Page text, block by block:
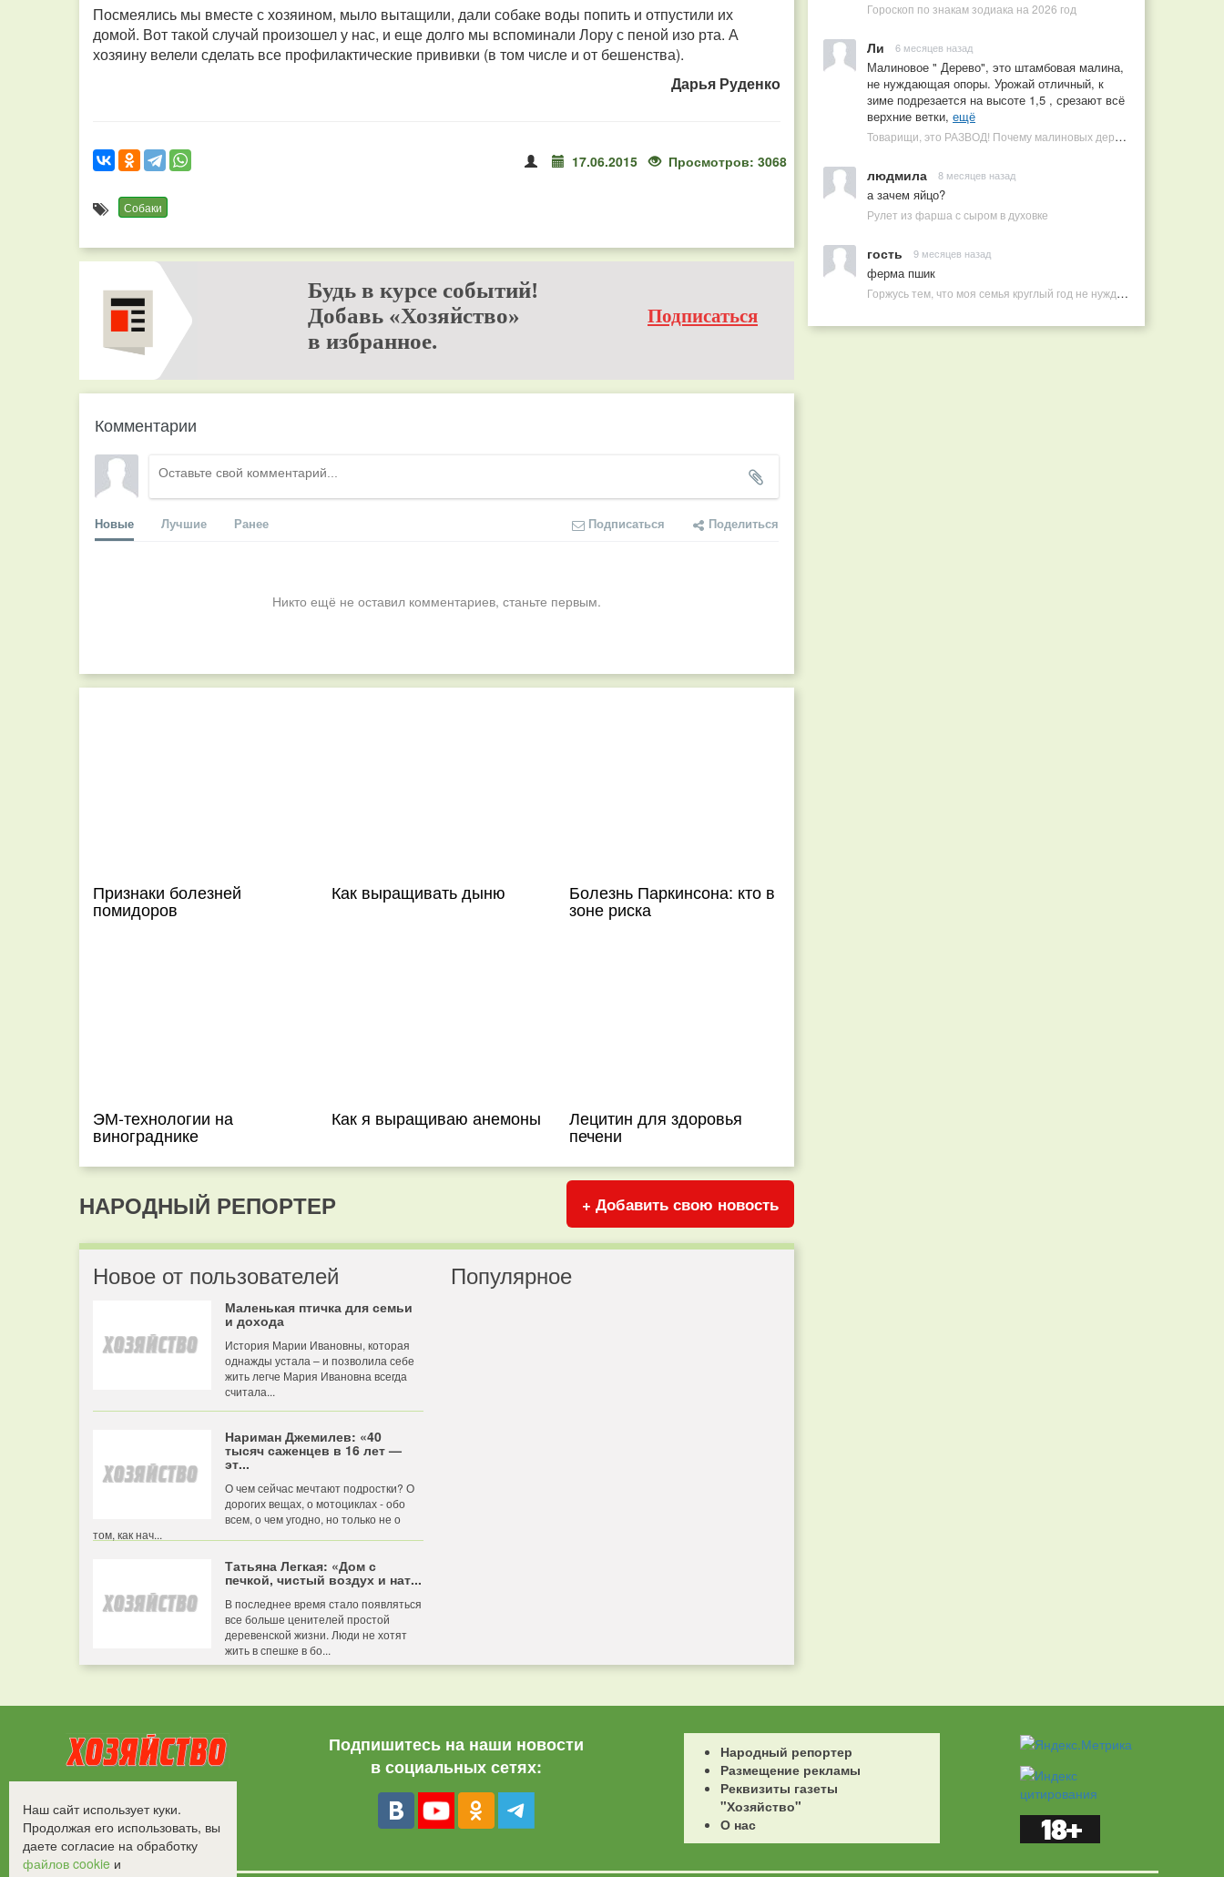
Посмеялись мы вместе с хозяином, мыло вытащили, дали собаке воды попить и отпустили их
домой. Вот такой случай произошел у нас, и еще долго мы вспоминали Лору с пеной изо рта. А
хозяину велели сделать все профилактические прививки (в том числе и от бешенства).
Дарья Руденко
17.06.2015 Просмотров: 3068
Собаки
Будь в курсе событий!
Добавь «Хозяйство»
в избранное.
Подписаться
Комментарии
Новые Лучшие Ранее Подписаться Поделиться
Никто ещё не оставил комментариев, станьте первым.
Признаки болезней
помидоров
Как выращивать дыню Болезнь Паркинсона: кто в
зоне риска
ЭМ-технологии на
винограднике
Как я выращиваю анемоны Лецитин для здоровья
печени
НАРОДНЫЙ РЕПОРТЕР + Добавить свою новость
Новое от пользователей
Маленькая птичка для семьи
и дохода
История Марии Ивановны, которая
однажды устала – и позволила себе
жить легче Мария Ивановна всегда
считала...
Нариман Джемилев: «40
тысяч саженцев в 16 лет —
эт...
О чем сейчас мечтают подростки? О
дорогих вещах, о мотоциклах - обо
всем, о чем угодно, но только не о
том, как нач...
Татьяна Легкая: «Дом с
печкой, чистый воздух и нат...
В последнее время стало появляться
все больше ценителей простой
деревенской жизни. Люди не хотят
жить в спешке в бо...
Популярное
Гороскоп по знакам зодиака на 2026 год
Ли 6 месяцев назад
Малиновое " Дерево", это штамбовая малина,
не нуждающая опоры. Урожай отличный, к
зиме подрезается на высоте 1,5 , срезают всё
верхние ветки, ещё
Товарищи, это РАЗВОД! Почему малиновых деревьев не бывает, или Как ушлые продавцы наживаются на мечтах садоводов
людмила 8 месяцев назад
а зачем яйцо?
Рулет из фарша с сыром в духовке
гость 9 месяцев назад
ферма пшик
Горжусь тем, что моя семья круглый год не нуждается в покупных витаминах
Все права защищены.
©2008-2017 - "Хозяйство"
Подпишитесь на наши новости
в социальных сетях:
Народный репортер
Размещение рекламы
Реквизиты газеты
"Хозяйство"
О нас
Наш сайт использует куки.
Продолжая его использовать, вы
даете согласие на обработку
файлов cookie и